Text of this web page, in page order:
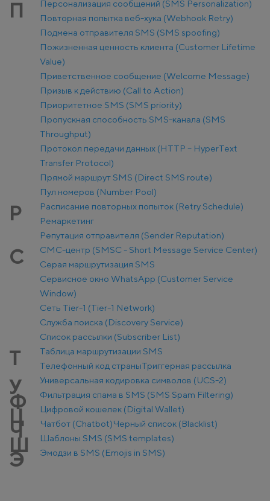
П
Персонализация сообщений (SMS Personalization)
Повторная попытка веб-хука (Webhook Retry)
Подмена отправителя SMS (SMS spoofing)
Пожизненная ценность клиента (Customer Lifetime
Value)
Приветственное сообщение (Welcome Message)
Призыв к действию (Call to Action)
Приоритетное SMS (SMS priority)
Пропускная способность SMS-канала (SMS
Throughput)
Протокол передачи данных (HTTP – HyperText
Transfer Protocol)
Прямой маршрут SMS (Direct SMS route)
Пул номеров (Number Pool)
Р
Расписание повторных попыток (Retry Schedule)
Ремаркетинг
Репутация отправителя (Sender Reputation)
С
СМС-центр (SMSC - Short Message Service Center)
Серая маршрутизация SMS
Сервисное окно WhatsApp (Customer Service
Window)
Сеть Tier-1 (Tier-1 Network)
Служба поиска (Discovery Service)
Список рассылки (Subscriber List)
Т
Таблица маршрутизации SMS
Телефонный код страныТриггерная рассылка
У Универсальная кодировка символов (UCS-2)
Ф Фильтрация спама в SMS (SMS Spam Filtering)
Ц Цифровой кошелек (Digital Wallet)
Ч Чатбот (Chatbot)Черный список (Blacklist)
Ш Шаблоны SMS (SMS templates)
Э Эмодзи в SMS (Emojis in SMS)